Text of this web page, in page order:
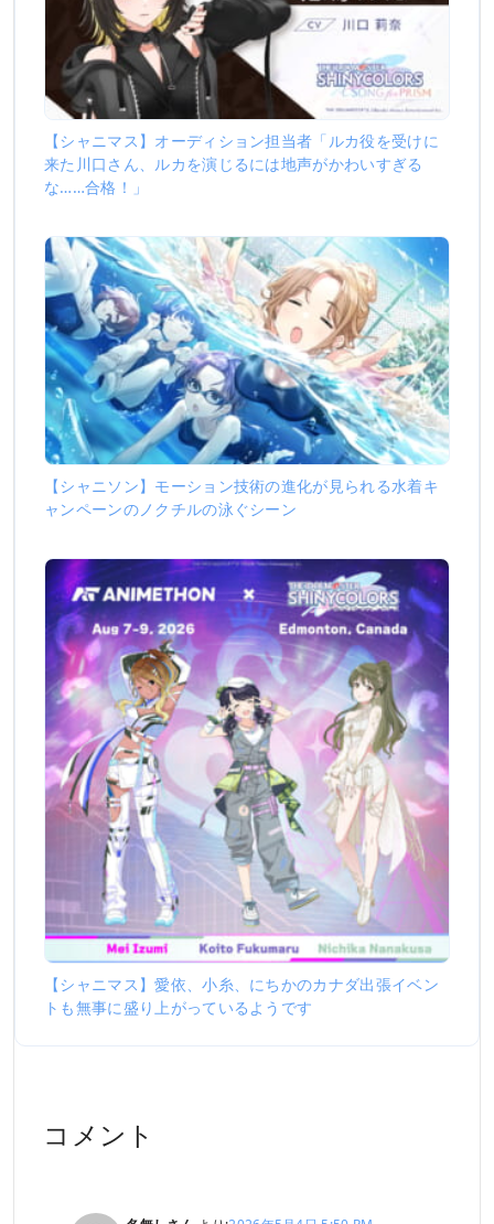
【シャニマス】オーディション担当者「ルカ役を受けに
来た川口さん、ルカを演じるには地声がかわいすぎる
な……合格！」
【シャニソン】モーション技術の進化が見られる水着キ
ャンペーンのノクチルの泳ぐシーン
【シャニマス】愛依、小糸、にちかのカナダ出張イベン
トも無事に盛り上がっているようです
コメント